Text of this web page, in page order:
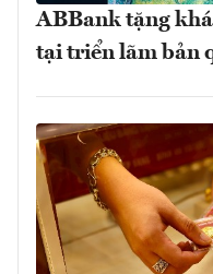
ABBank tặng
tại triển lãm bản